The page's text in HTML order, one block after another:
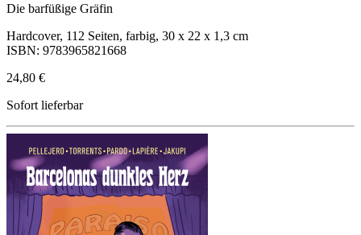
Die barfüßige Gräfin
Hardcover, 112 Seiten, farbig, 30 x 22 x 1,3 cm
ISBN: 9783965821668
24,80 €
Sofort lieferbar